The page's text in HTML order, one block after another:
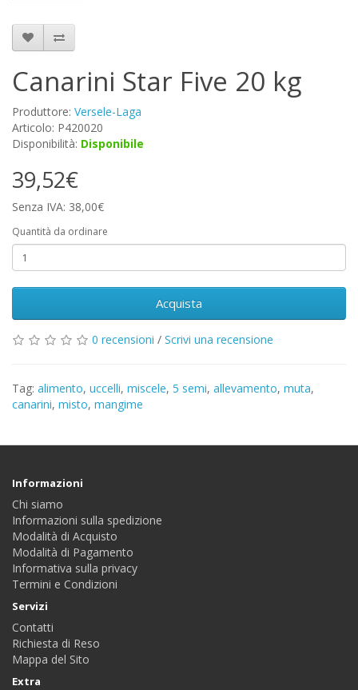
Canarini Star Five 20 kg
Produttore: Versele-Laga
Articolo: P420020
Disponibilità: Disponibile
39,52€
Senza IVA: 38,00€
Quantità da ordinare
Acquista
0 recensioni / Scrivi una recensione
Tag: alimento, uccelli, miscele, 5 semi, allevamento, muta,
canarini, misto, mangime
Informazioni
Chi siamo
Informazioni sulla spedizione
Modalità di Acquisto
Modalità di Pagamento
Informativa sulla privacy
Termini e Condizioni
Servizi
Contatti
Richiesta di Reso
Mappa del Sito
Extra